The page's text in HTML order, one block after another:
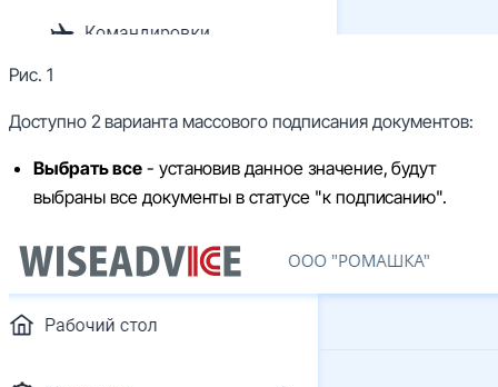
Рис. 1
Доступно 2 варианта массового подписания документов:
Выбрать все- установив данное значение, будут
выбраны все документы в статусе "к подписанию".